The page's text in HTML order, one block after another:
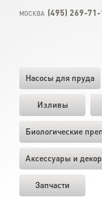
МОСКВА (495) 269-
Насосы для пруда
Изливы
Биологические
Аксессуары и декор
Запчасти